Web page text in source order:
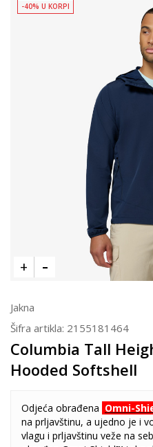
-40% U KORPI
Jakna
Šifra artikla: 2155181464
Columbia Tall
Hooded Softshell
Odjeća obrađena Omni-
na prljavštinu, a ujedno je i
vlagu i prljavštinu veže na